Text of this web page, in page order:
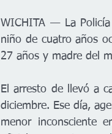
WICHITA — La
niño de cuatro años
27 años y madre del
El arresto de llevó a
diciembre. Ese día,
menor inconsciente